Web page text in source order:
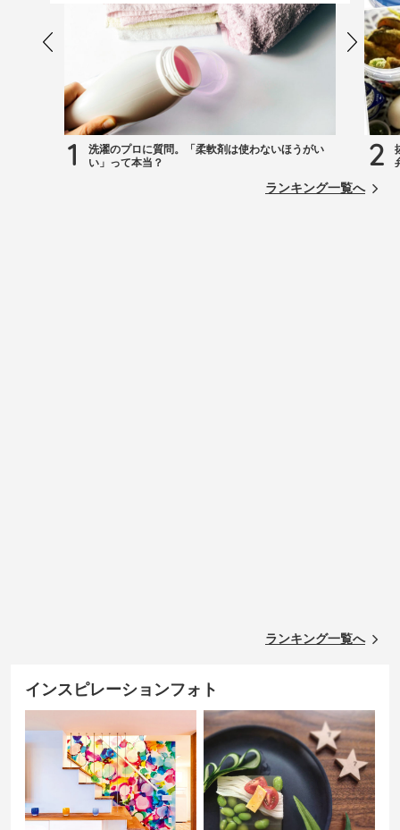
1
洗濯のプロに質問。「柔軟剤は使わないほうがい
い」って本当？
2
ランキング一覧へ
ランキング一覧へ
インスピレーションフォト